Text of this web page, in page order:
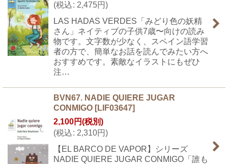
(税込: 2,475円)
LAS HADAS VERDES「みどり色の妖精
さん」ネイティブの子供7歳〜向けの読み
物です。文字数が少なく、スペイン語学習
者の方で、簡単なお話を読んでみたい方へ
おすすめです。素敵なイラストにもぜひ
注…
BVN67. NADIE QUIERE JUGAR
CONMIGO [LIF03647]
2,100円(税別)
(税込: 2,310円)
【EL BARCO DE VAPOR】シリーズ
NADIE QUIERE JUGAR CONMIGO「誰も